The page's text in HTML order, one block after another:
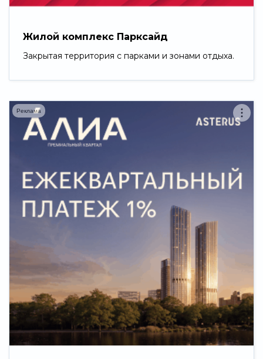
Жилой комплекс Парксайд
Закрытая территория с парками и зонами отдыха.
Реклама